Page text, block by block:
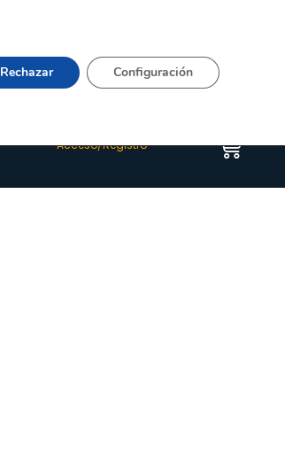
Quienes somos Happyblog Contacto
Acceso/Registro
Rechazar Configuración